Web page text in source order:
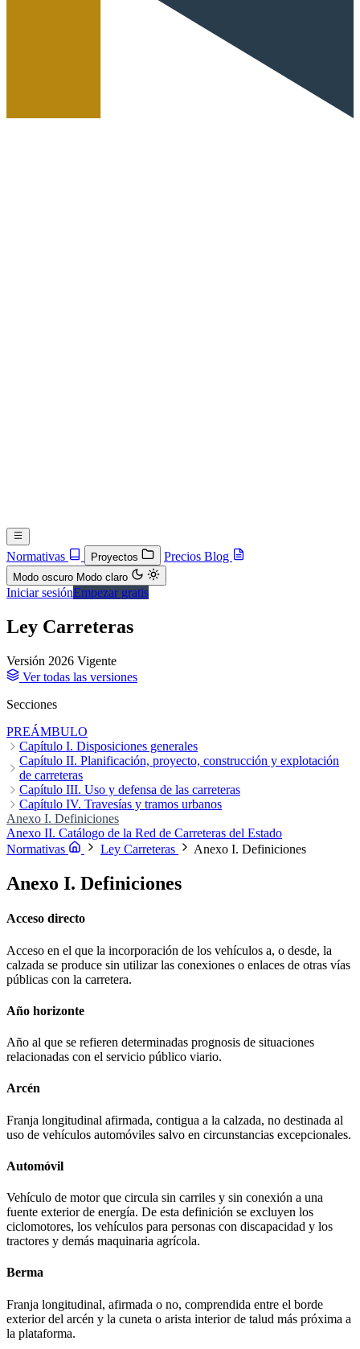
Normativas Proyectos Precios Blog
Modo oscuro Modo claro
Iniciar sesiónEmpezar gratis
Ley Carreteras
Versión 2026 Vigente
Ver todas las versiones
Secciones
PREÁMBULO
Capítulo I. Disposiciones generales
Artículo 1. Objeto.Artículo 2. Definiciones.Artículo 3. Elementos
funcionales.Artículo 4. Carreteras y Red de Carreteras del Estado.
Artículo 5. Carreteras del Estado no integradas en la Red de
Carreteras del Estado.Artículo 6. Deber de información.
Capítulo II. Planificación, proyecto, construcción y explotación
de carreteras
Sección 1.ª PlanificaciónSección 2.ª Programación, estudios y
proyectos de carreterasSección 3.ª Construcción de carreteras
Sección 4.ª Financiación
Capítulo III. Uso y defensa de las carreteras
Sección 1.a Limitaciones de la propiedadSección 2.a Infracciones y
sanciones
Capítulo IV. Travesías y tramos urbanos
Artículo 46. Travesías.
Estudios de delimitación de tramos urbanos.Artículo 49. Entregas a
los ayuntamientos de tramos urbanos de carreteras.Disposiciones
Derogación normativa. Disposiciones finales
Anexo I. Definiciones
Anexo II. Catálogo de la Red de Carreteras del Estado
Normativas
Ley Carreteras Anexo I. Definiciones
Anexo I. Definiciones
Acceso directo
Acceso en el que la incorporación de los vehículos a, o desde, la
calzada se produce sin utilizar las conexiones o enlaces de otras vías
públicas con la carretera.
Año horizonte
Año al que se refieren determinadas prognosis de situaciones
relacionadas con el servicio público viario.
Arcén
Franja longitudinal afirmada, contigua a la calzada, no destinada al
uso de vehículos automóviles salvo en circunstancias excepcionales.
Automóvil
Vehículo de motor que circula sin carriles y sin conexión a una
fuente exterior de energía. De esta definición se excluyen los
ciclomotores, los vehículos para personas con discapacidad y los
tractores y demás maquinaria agrícola.
Berma
Franja longitudinal, afirmada o no, comprendida entre el borde
exterior del arcén y la cuneta o arista interior de talud más próxima a
la plataforma.